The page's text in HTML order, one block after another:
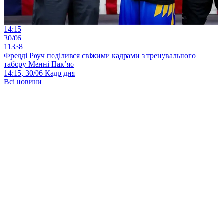
14:15
30/06
11338
Фредді Роуч поділився свіжими кадрами з тренувального
табору Менні Пак’яо
14:15, 30/06 Кадр дня
Всі новини